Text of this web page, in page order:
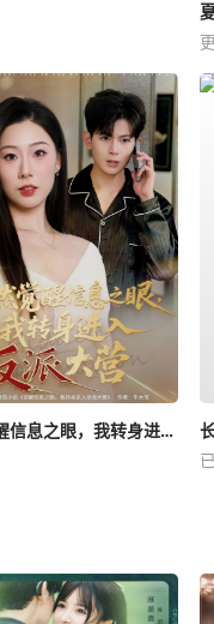
竟然觉醒信息之眼，我转身进入反派大营